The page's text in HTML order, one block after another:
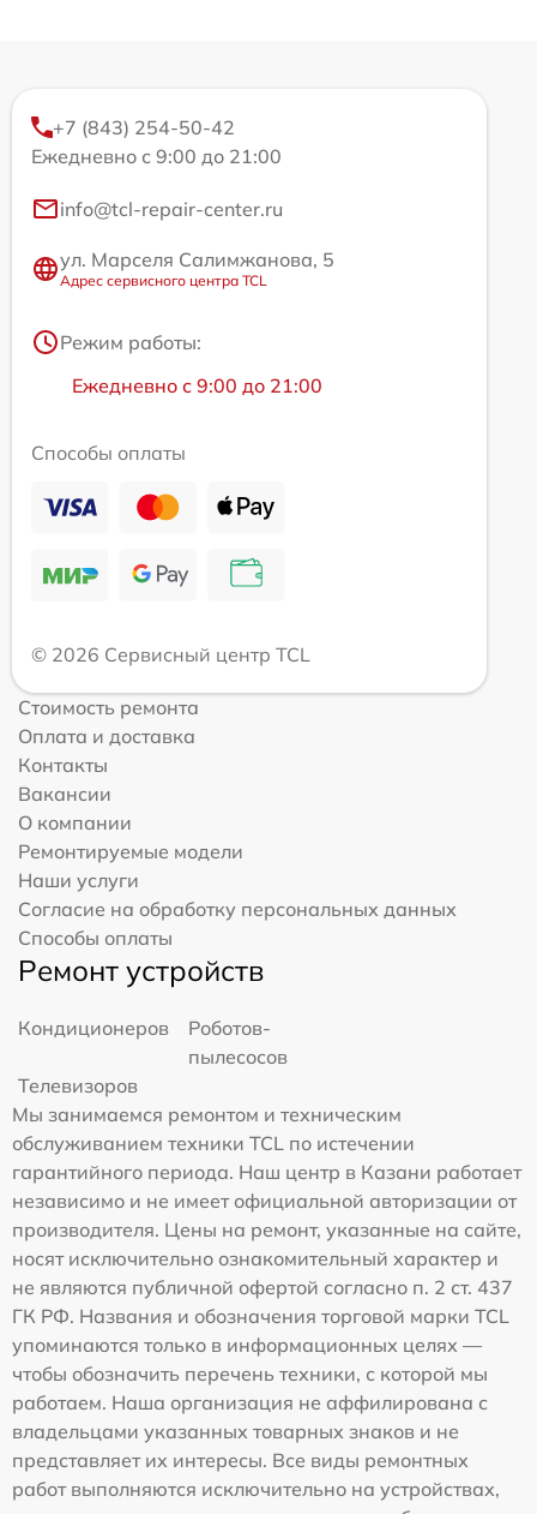
+7 (843) 254-50-42
Ежедневно с 9:00 до 21:00
info@tcl-repair-center.ru
ул. Марселя Салимжанова, 5
Адрес сервисного центра TCL
Режим работы:
Ежедневно с 9:00 до 21:00
Способы оплаты
© 2026 Сервисный центр TCL
Стоимость ремонта
Оплата и доставка
Контакты
Вакансии
О компании
Ремонтируемые модели
Наши услуги
Согласие на обработку персональных данных
Способы оплаты
Ремонт устройств
Кондиционеров
Роботов-
пылесосов
Телевизоров
Мы занимаемся ремонтом и техническим
обслуживанием техники TCL по истечении
гарантийного периода. Наш центр в Казани работает
независимо и не имеет официальной авторизации от
производителя. Цены на ремонт, указанные на сайте,
носят исключительно ознакомительный характер и
не являются публичной офертой согласно п. 2 ст. 437
ГК РФ. Названия и обозначения торговой марки TCL
упоминаются только в информационных целях —
чтобы обозначить перечень техники, с которой мы
работаем. Наша организация не аффилирована с
владельцами указанных товарных знаков и не
представляет их интересы. Все виды ремонтных
работ выполняются исключительно на устройствах,